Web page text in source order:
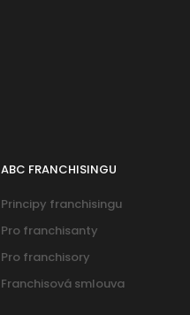
ABC FRANCHISINGU
Principy franchisingu
Pro franchisanty
Pro franchisory
Franchisová smlouva